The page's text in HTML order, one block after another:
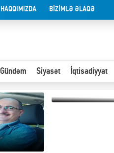
HAQQIMIZDA BİZİMLƏ ƏLAQƏ
Gündəm Siyasət İqtisadiyyat